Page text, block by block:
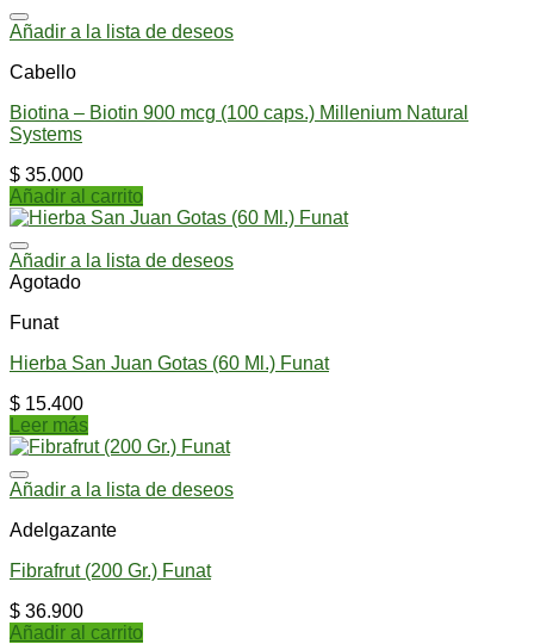
Añadir a la lista de deseos
Cabello
Biotina – Biotin 900 mcg (100 caps.) Millenium Natural
Systems
$ 35.000
Añadir al carrito
Añadir a la lista de deseos
Agotado
Funat
Hierba San Juan Gotas (60 Ml.) Funat
$ 15.400
Leer más
Añadir a la lista de deseos
Adelgazante
Fibrafrut (200 Gr.) Funat
$ 36.900
Añadir al carrito